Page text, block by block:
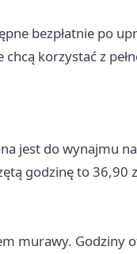
bezpłatnie po
korzystać z
jest do wynajmu
godzinę to 36,90
murawy. Godziny